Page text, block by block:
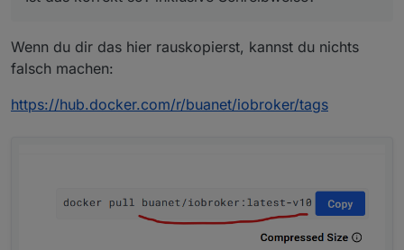
Wenn du dir das hier rauskopierst, kannst du nichts
falsch machen:
https://hub.docker.com/r/buanet/iobroker/tags